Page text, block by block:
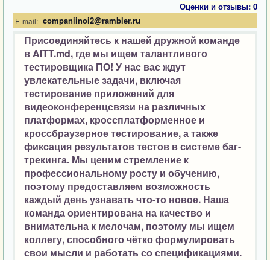
Оценки и отзывы: 0
E-mail: companiinoi2@rambler.ru
Присоединяйтесь к нашей дружной команде
в AITT.md, где мы ищем талантливого
тестировщика ПО! У нас вас ждут
увлекательные задачи, включая
тестирование приложений для
видеоконференцсвязи на различных
платформах, кроссплатформенное и
кроссбраузерное тестирование, а также
фиксация результатов тестов в системе баг-
трекинга. Мы ценим стремление к
профессиональному росту и обучению,
поэтому предоставляем возможность
каждый день узнавать что-то новое. Наша
команда ориентирована на качество и
внимательна к мелочам, поэтому мы ищем
коллегу, способного чётко формулировать
свои мысли и работать со спецификациями.